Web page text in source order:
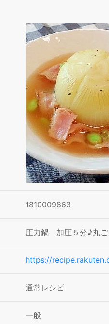
1810009863
圧力鍋 加圧５分♪丸ご
https://
通常レシピ
一般